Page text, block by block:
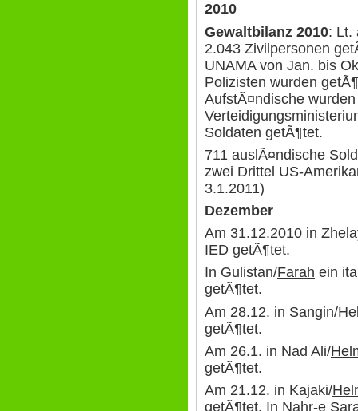
2010
Gewaltbilanz 2010: Lt.
2.043 Zivilpersonen
UNAMA von Jan. bis
Polizisten wurden
AufstÃ¤ndische
Soldaten getÃ¶tet.
711 auslÃ¤ndische
zwei Drittel US-
3.1.2011)
Dezember
Am 31.12.2010 in
IED getÃ¶tet.
In Gulistan/Farah ein
getÃ¶tet.
Am 28.12. in Sangin/
getÃ¶tet.
Am 26.1. in Nad Ali/
getÃ¶tet.
Am 21.12. in Kajaki/
getÃ¶tet. In Nahr-e